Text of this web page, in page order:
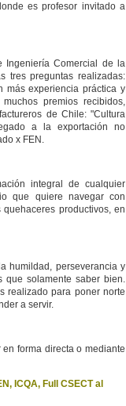
es profesor invitado a
Ingeniería Comercial de la
tres preguntas realizadas:
más experiencia práctica y
premios recibidos,
de Chile: "Cultura
a la exportación no
x FEN.
integral de cualquier
que quiere navegar con
productivos, en
humildad, perseverancia y
que solamente saber bien.
realizado para poner norte
a servir.
forma directa o mediante
ICQA, Full CSECT al